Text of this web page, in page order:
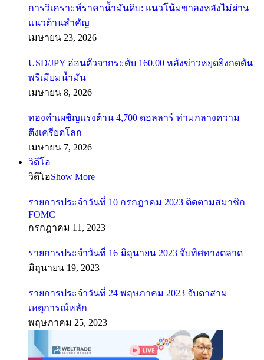
การวิเคราะห์ราคาน้ำมันดิบ: แนวโน้มขาลงหลังไม่ผ่าน
แนวต้านสำคัญ
เมษายน 23, 2026
USD/JPY อ่อนตัวจากระดับ 160.00 หลังข่าวหยุดยิงกดดัน
พรีเมียมน้ำมัน
เมษายน 8, 2026
ทองคำเผชิญแรงต้าน 4,700 ดอลลาร์ ท่ามกลางความ
ตึงเครียดโลก
เมษายน 7, 2026
วิดีโอ
วิดีโอShow More
รายการประจำวันที่ 10 กรกฎาคม 2023 ติดตามสมาชิก
FOMC
กรกฎาคม 11, 2023
รายการประจำวันที่ 16 มิถุนายน 2023 จับทิศทางตลาด
มิถุนายน 19, 2023
รายการประจำวันที่ 24 พฤษภาคม 2023 จับตาสาม
เหตุการณ์หลัก
พฤษภาคม 25, 2023